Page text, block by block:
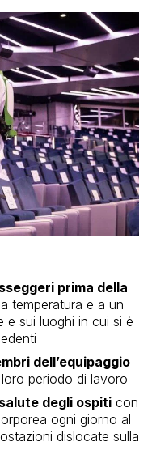
prima della
temperatura e a un
e sui luoghi in cui si è
dell’equipaggio
periodo di lavoro
degli ospiti con
ogni giorno al
dislocate sulla